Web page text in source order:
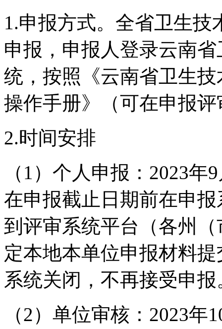
1.申报方式。全省卫生
申报，申报人登录云南
统，按照《云南省卫生
操作手册》（可在申报
2.时间安排
（1）个人申报：2023
在申报截止日期前在申
到评审系统平台（各州
定本地本单位申报材料
系统关闭，不再接受申报
（2）单位审核：2023